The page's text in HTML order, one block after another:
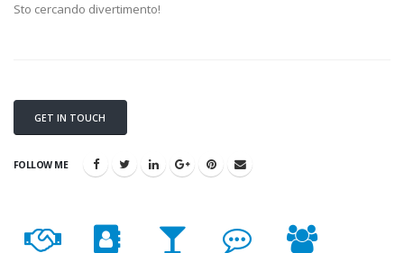
Sto cercando divertimento!
GET IN TOUCH
FOLLOW ME